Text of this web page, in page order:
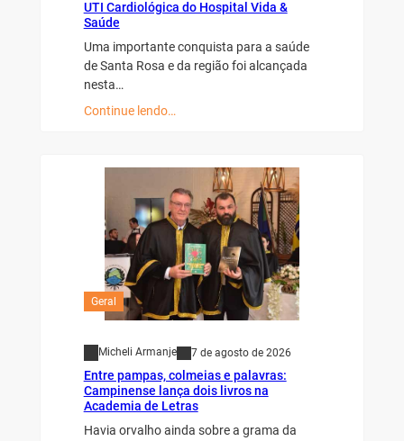
UTI Cardiológica do Hospital Vida &
Saúde
Uma importante conquista para a saúde
de Santa Rosa e da região foi alcançada
nesta…
Continue lendo…
Geral
Micheli Armanje 7 de agosto de 2026
Entre pampas, colmeias e palavras:
Campinense lança dois livros na
Academia de Letras
Havia orvalho ainda sobre a grama da